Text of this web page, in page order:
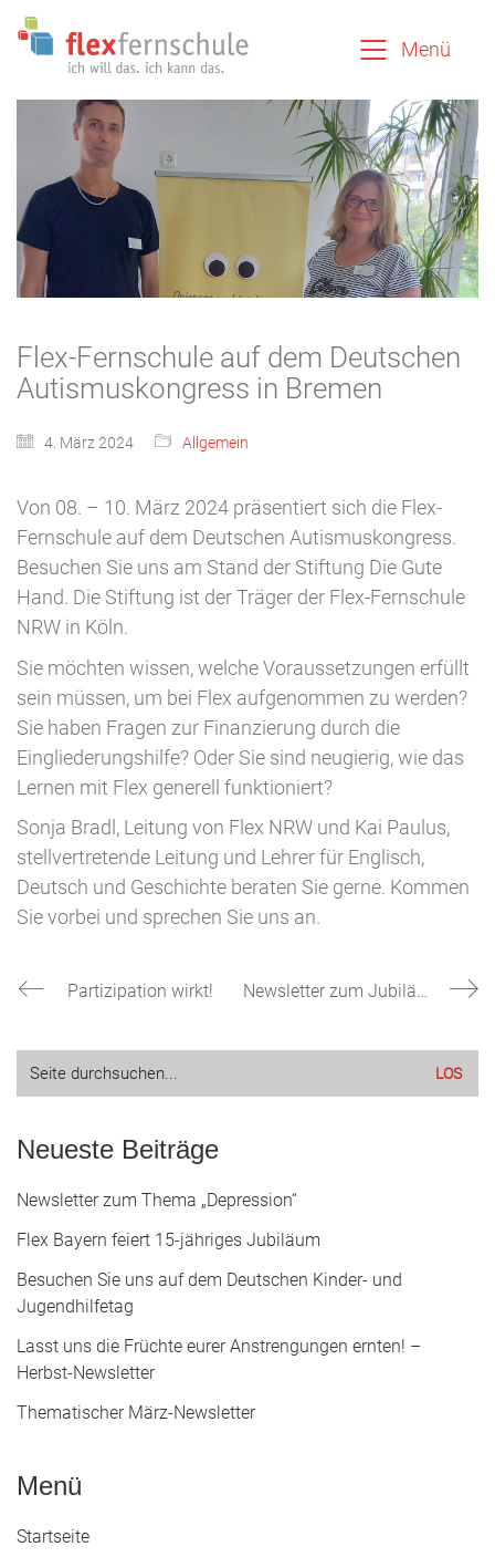
Menü
Flex-Fernschule auf dem Deutschen
Autismuskongress in Bremen
4. März 2024 Allgemein
Von 08. – 10. März 2024 präsentiert sich die Flex-
Fernschule auf dem Deutschen Autismuskongress.
Besuchen Sie uns am Stand der Stiftung Die Gute
Hand. Die Stiftung ist der Träger der Flex-Fernschule
NRW in Köln.
Sie möchten wissen, welche Voraussetzungen erfüllt
sein müssen, um bei Flex aufgenommen zu werden?
Sie haben Fragen zur Finanzierung durch die
Eingliederungshilfe? Oder Sie sind neugierig, wie das
Lernen mit Flex generell funktioniert?
Sonja Bradl, Leitung von Flex NRW und Kai Paulus,
stellvertretende Leitung und Lehrer für Englisch,
Deutsch und Geschichte beraten Sie gerne. Kommen
Sie vorbei und sprechen Sie uns an.
Partizipation wirkt!
Suche
nach:
Neueste Beiträge
Newsletter zum Thema „Depression“
Flex Bayern feiert 15-jähriges Jubiläum
Besuchen Sie uns auf dem Deutschen Kinder- und
Jugendhilfetag
Lasst uns die Früchte eurer Anstrengungen ernten! –
Herbst-Newsletter
Thematischer März-Newsletter
Menü
Startseite